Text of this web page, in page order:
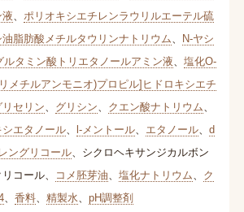
液
ポリオキシエチレンラウリルエーテル硫
油脂肪酸メチルタウリンナトリウム
N-ヤシ
ルタミン酸トリエタノールアミン液
塩化O-
メチルアンモニオ)プロピル]ヒドロキシエチ
リセリン グリシン クエン酸ナトリウム
シエタノール、 l-メントール、 エタノール、 d
ングリコール、 シクロヘキサンジカルボン
コール、 コメ胚芽油 塩化ナトリウム
ク
、 香料、 精製水 pH調整剤